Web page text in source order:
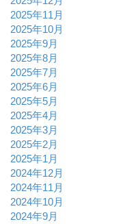
2025年11月
2025年10月
2025年9月
2025年8月
2025年7月
2025年6月
2025年5月
2025年4月
2025年3月
2025年2月
2025年1月
2024年12月
2024年11月
2024年10月
2024年9月